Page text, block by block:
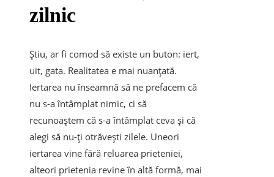
zilnic
Știu, ar fi comod să existe un buton: iert,
uit, gata. Realitatea e mai nuanțată.
Iertarea nu înseamnă să ne prefacem că
nu s-a întâmplat nimic, ci să
recunoaștem că s-a întâmplat ceva și că
alegi să nu-ți otrăvești zilele. Uneori
iertarea vine fără reluarea prieteniei,
alteori prietenia revine în altă formă, mai